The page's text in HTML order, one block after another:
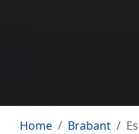
Home Brabant